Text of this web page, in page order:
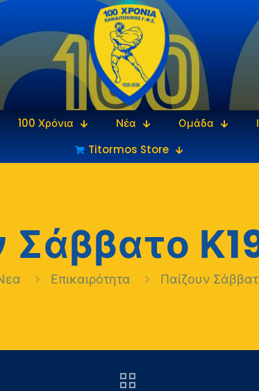
100 Χρόνια Νέα Ομάδα
Titormos Store
Σάββατο
Επικαιρότητα Παίζουν